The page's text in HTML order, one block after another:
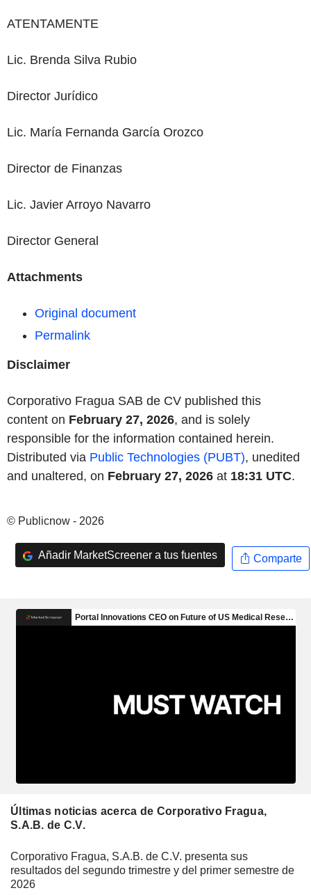
ATENTAMENTE
Lic. Brenda Silva Rubio
Director Jurídico
Lic. María Fernanda García Orozco
Director de Finanzas
Lic. Javier Arroyo Navarro
Director General
Attachments
Original document
Permalink
Disclaimer
Corporativo Fragua SAB de CV published this
content on February 27, 2026, and is solely
responsible for the information contained herein.
Distributed via Public Technologies (PUBT), unedited
and unaltered, on February 27, 2026 at 18:31 UTC.
© Publicnow - 2026
Añadir MarketScreener a tus fuentes Comparte
Últimas noticias acerca de Corporativo Fragua,
S.A.B. de C.V.
Corporativo Fragua, S.A.B. de C.V. presenta sus
resultados del segundo trimestre y del primer semestre de
2026